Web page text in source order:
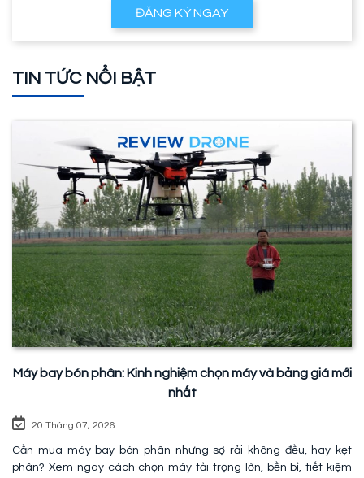
ĐĂNG KÝ NGAY
TIN TỨC NỔI BẬT
Máy bay bón phân: Kinh nghiệm chọn máy và bảng giá mới
nhất
20 Tháng 07, 2026
Cần mua máy bay bón phân nhưng sợ rải không đều, hay kẹt
phân? Xem ngay cách chọn máy tải trọng lớn, bền bỉ, tiết kiệm